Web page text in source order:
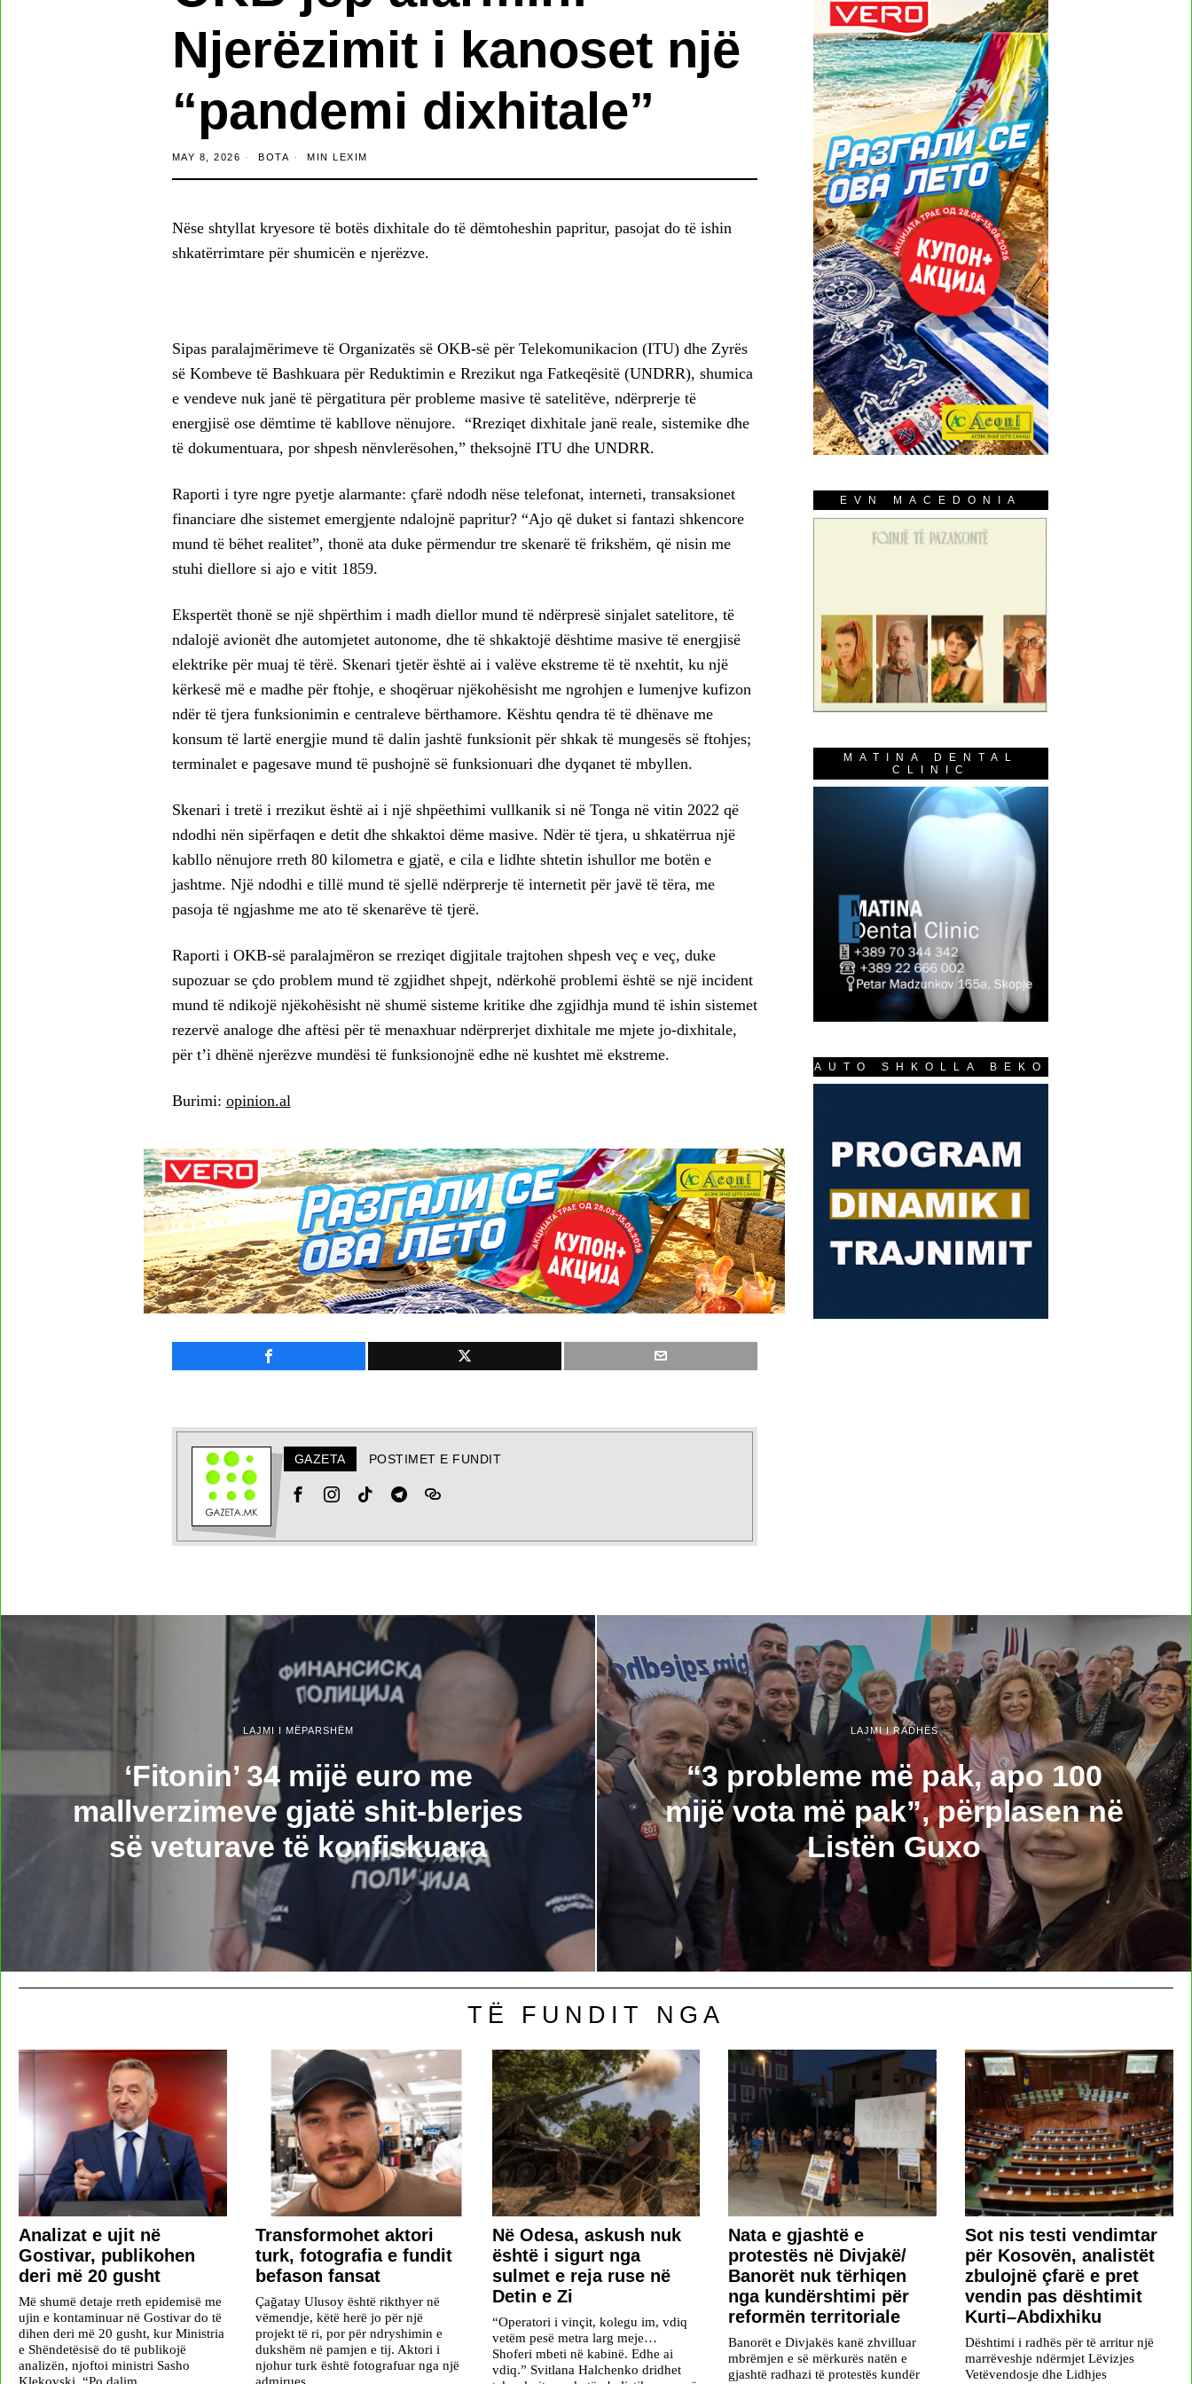
Njerëzimit i kanoset një
“pandemi dixhitale”
MAY 8, 2026 BOTA MIN LEXIM
Nëse shtyllat kryesore të botës dixhitale do të dëmtoheshin papritur, pasojat do të ishin
shkatërrimtare për shumicën e njerëzve.
Sipas paralajmërimeve të Organizatës së OKB-së për Telekomunikacion (ITU) dhe Zyrës
së Kombeve të Bashkuara për Reduktimin e Rrezikut nga Fatkeqësitë (UNDRR), shumica
e vendeve nuk janë të përgatitura për probleme masive të satelitëve, ndërprerje të
energjisë ose dëmtime të kabllove nënujore. “Rreziqet dixhitale janë reale, sistemike dhe
të dokumentuara, por shpesh nënvlerësohen,” theksojnë ITU dhe UNDRR.
Raporti i tyre ngre pyetje alarmante: çfarë ndodh nëse telefonat, interneti, transaksionet
financiare dhe sistemet emergjente ndalojnë papritur? “Ajo që duket si fantazi shkencore
mund të bëhet realitet”, thonë ata duke përmendur tre skenarë të frikshëm, që nisin me
stuhi diellore si ajo e vitit 1859.
Ekspertët thonë se një shpërthim i madh diellor mund të ndërpresë sinjalet satelitore, të
ndalojë avionët dhe automjetet autonome, dhe të shkaktojë dështime masive të energjisë
elektrike për muaj të tërë. Skenari tjetër është ai i valëve ekstreme të të nxehtit, ku një
kërkesë më e madhe për ftohje, e shoqëruar njëkohësisht me ngrohjen e lumenjve kufizon
ndër të tjera funksionimin e centraleve bërthamore. Kështu qendra të të dhënave me
konsum të lartë energjie mund të dalin jashtë funksionit për shkak të mungesës së ftohjes;
terminalet e pagesave mund të pushojnë së funksionuari dhe dyqanet të mbyllen.
Skenari i tretë i rrezikut është ai i një shpëethimi vullkanik si në Tonga në vitin 2022 që
ndodhi nën sipërfaqen e detit dhe shkaktoi dëme masive. Ndër të tjera, u shkatërrua një
kabllo nënujore rreth 80 kilometra e gjatë, e cila e lidhte shtetin ishullor me botën e
jashtme. Një ndodhi e tillë mund të sjellë ndërprerje të internetit për javë të tëra, me
pasoja të ngjashme me ato të skenarëve të tjerë.
Raporti i OKB-së paralajmëron se rreziqet digjitale trajtohen shpesh veç e veç, duke
supozuar se çdo problem mund të zgjidhet shpejt, ndërkohë problemi është se një incident
mund të ndikojë njëkohësisht në shumë sisteme kritike dhe zgjidhja mund të ishin sistemet
rezervë analoge dhe aftësi për të menaxhuar ndërprerjet dixhitale me mjete jo-dixhitale,
për t’i dhënë njerëzve mundësi të funksionojnë edhe në kushtet më ekstreme.
Burimi: opinion.al
GAZETA POSTIMET E FUNDIT
EVN MACEDONIA
MATINA DENTAL
CLINIC
AUTO SHKOLLA BEKO
LAJMI I MËPARSHËM
‘Fitonin’ 34 mijë euro me
mallverzimeve gjatë shit-blerjes
së veturave të konfiskuara
LAJMI I RADHËS
“3 probleme më pak, apo 100
mijë vota më pak”, përplasen në
Listën Guxo
TË FUNDIT NGA
Analizat e ujit në
Gostivar, publikohen
deri më 20 gusht
Më shumë detaje rreth epidemisë me
ujin e kontaminuar në Gostivar do të
dihen deri më 20 gusht, kur Ministria
e Shëndetësisë do të publikojë
analizën, njoftoi ministri Sasho
Klekovski. “Po dalim
Transformohet aktori
turk, fotografia e fundit
befason fansat
Çağatay Ulusoy është rikthyer në
vëmendje, këtë herë jo për një
projekt të ri, por për ndryshimin e
dukshëm në pamjen e tij. Aktori i
njohur turk është fotografuar nga një
admirues
​Në Odesa, askush nuk
është i sigurt nga
sulmet e reja ruse në
Detin e Zi
“Operatori i vinçit, kolegu im, vdiq
vetëm pesë metra larg meje…
Shoferi mbeti në kabinë. Edhe ai
vdiq.” Svitlana Halchenko dridhet
Nata e gjashtë e
protestës në Divjakë/
Banorët nuk tërhiqen
nga kundërshtimi për
reformën territoriale
Banorët e Divjakës kanë zhvilluar
mbrëmjen e së mërkurës natën e
gjashtë radhazi të protestës kundër
Sot nis testi vendimtar
për Kosovën, analistët
zbulojnë çfarë e pret
vendin pas dështimit
Kurti–Abdixhiku
Dështimi i radhës për të arritur një
marrëveshje ndërmjet Lëvizjes
Vetëvendosje dhe Lidhjes